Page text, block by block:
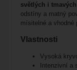
světlých i
odstíny a matný
mísitelné a vhodné
Vlastnosti
Vysoká
Intenzivní a